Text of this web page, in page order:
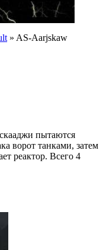
» AS-Aarjskaw
пытаются
ворот танками, затем
реактор. Всего 4